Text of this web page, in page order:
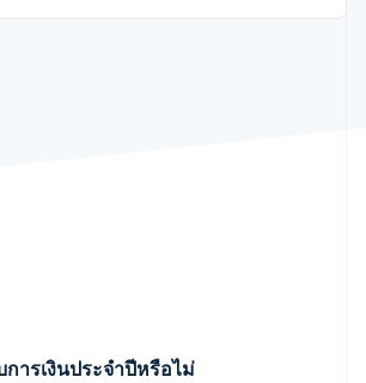
ลังสร้างโครงสร้างพื้นฐานระบบเศรษฐกิจสำหรับ
การเงินประจำปีหรือไม่